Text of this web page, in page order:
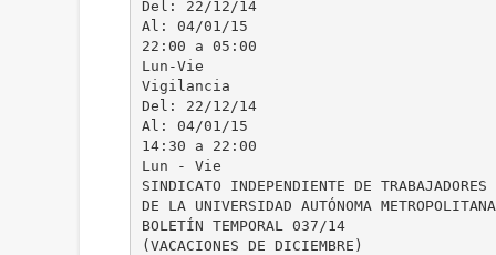
Del: 22/12/14
Al: 04/01/15
22:00 a 05:00
Lun-Vie
Vigilancia
Del: 22/12/14
Al: 04/01/15
14:30 a 22:00
Lun - Vie
SINDICATO INDEPENDIENTE DE TRABAJADORES
DE LA UNIVERSIDAD AUTÓNOMA METROPOLITANA
BOLETÍN TEMPORAL 037/14
(VACACIONES DE DICIEMBRE)